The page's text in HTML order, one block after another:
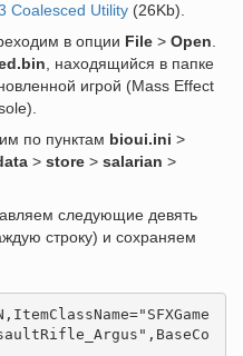
Coalesced Utility (26Kb).
в опции File > Open
, находящийся в папке
игрой (Mass Effect
по пунктам bioui.ini >
> store > salarian >
следующие девять
строку) и сохраняем
, ItemClassName="SFXGame
, BaseCo